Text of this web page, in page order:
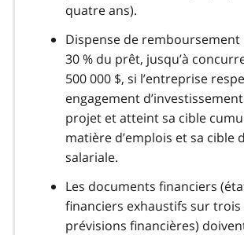
quatre ans).
Dispense de remboursement
30 % du prêt, jusqu’à
500 000 $, si l’entreprise
engagement
projet et atteint sa cible
matière d’emplois et sa cible
salariale.
Les documents financiers
financiers exhaustifs sur trois
prévisions financières)